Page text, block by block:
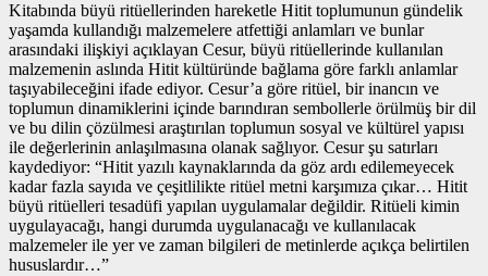
Kitabında büyü ritüellerinden hareketle Hitit toplumunun gündelik
yaşamda kullandığı malzemelere atfettiği anlamları ve bunlar
arasındaki ilişkiyi açıklayan Cesur, büyü ritüellerinde kullanılan
malzemenin aslında Hitit kültüründe bağlama göre farklı anlamlar
taşıyabileceğini ifade ediyor. Cesur’a göre ritüel, bir inancın ve
toplumun dinamiklerini içinde barındıran sembollerle örülmüş bir dil
ve bu dilin çözülmesi araştırılan toplumun sosyal ve kültürel yapısı
ile değerlerinin anlaşılmasına olanak sağlıyor. Cesur şu satırları
kaydediyor: “Hitit yazılı kaynaklarında da göz ardı edilemeyecek
kadar fazla sayıda ve çeşitlilikte ritüel metni karşımıza çıkar… Hitit
büyü ritüelleri tesadüfi yapılan uygulamalar değildir. Ritüeli kimin
uygulayacağı, hangi durumda uygulanacağı ve kullanılacak
malzemeler ile yer ve zaman bilgileri de metinlerde açıkça belirtilen
hususlardır…”